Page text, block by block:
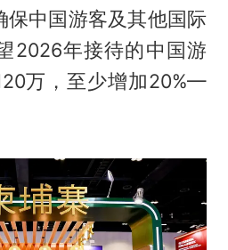
保中国游客及其他国际
2026年接待的中国游
万，至少增加20%—